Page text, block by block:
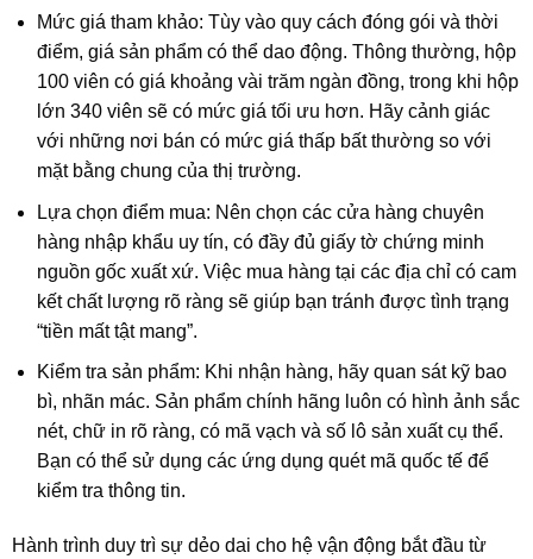
Mức giá tham khảo: Tùy vào quy cách đóng gói và thời
điểm, giá sản phẩm có thể dao động. Thông thường, hộp
100 viên có giá khoảng vài trăm ngàn đồng, trong khi hộp
lớn 340 viên sẽ có mức giá tối ưu hơn. Hãy cảnh giác
với những nơi bán có mức giá thấp bất thường so với
mặt bằng chung của thị trường.
Lựa chọn điểm mua: Nên chọn các cửa hàng chuyên
hàng nhập khẩu uy tín, có đầy đủ giấy tờ chứng minh
nguồn gốc xuất xứ. Việc mua hàng tại các địa chỉ có cam
kết chất lượng rõ ràng sẽ giúp bạn tránh được tình trạng
“tiền mất tật mang”.
Kiểm tra sản phẩm: Khi nhận hàng, hãy quan sát kỹ bao
bì, nhãn mác. Sản phẩm chính hãng luôn có hình ảnh sắc
nét, chữ in rõ ràng, có mã vạch và số lô sản xuất cụ thể.
Bạn có thể sử dụng các ứng dụng quét mã quốc tế để
kiểm tra thông tin.
Hành trình duy trì sự dẻo dai cho hệ vận động bắt đầu từ